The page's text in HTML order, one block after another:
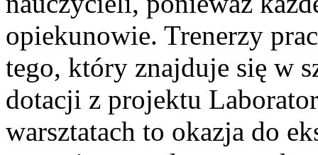
opiekunowie. Trenerzy
tego, który znajduje się w
dotacji z projektu
warsztatach to okazja do